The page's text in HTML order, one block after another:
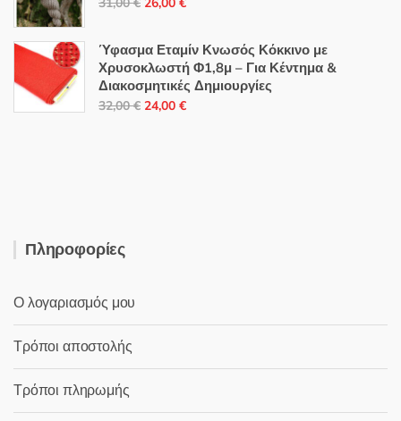
was:
31,00 €.
τιμή
είναι:
26,00 €.
Ύφασμα Εταμίν Κνωσός Κόκκινο με
Χρυσοκλωστή Φ1,8μ – Για Κέντημα &
Διακοσμητικές Δημιουργίες
32,00€ Original
24,00 €Η
Πληροφορίες
Ο λογαριασμός μου
Τρόποι αποστολής
Τρόποι πληρωμής